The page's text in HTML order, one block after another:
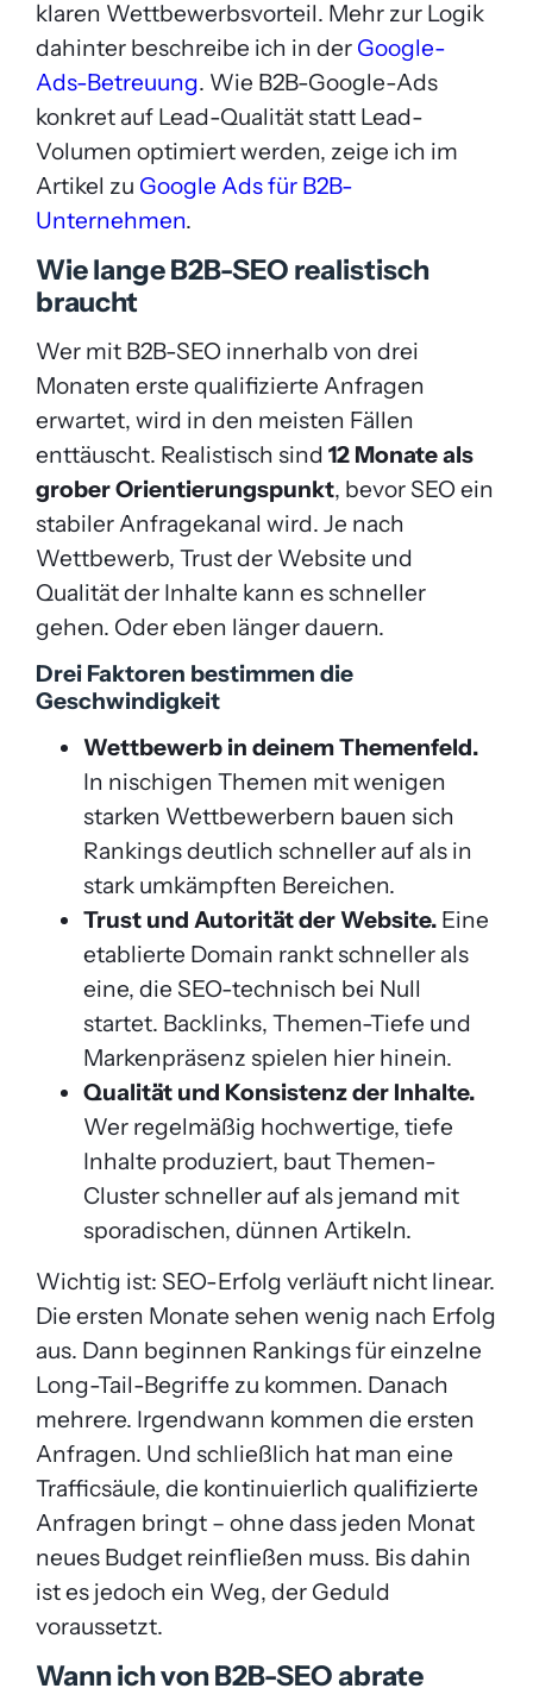
klaren Wettbewerbsvorteil. Mehr zur Logik
dahinter beschreibe ich in der Google-
Ads-Betreuung. Wie B2B-Google-Ads
konkret auf Lead-Qualität statt Lead-
Volumen optimiert werden, zeige ich im
Artikel zu Google Ads für B2B-
Unternehmen.
Wie lange B2B-SEO realistisch
braucht
Wer mit B2B-SEO innerhalb von drei
Monaten erste qualifizierte Anfragen
erwartet, wird in den meisten Fällen
enttäuscht. Realistisch sind12 Monate als
grober Orientierungspunkt, bevor SEO ein
stabiler Anfragekanal wird. Je nach
Wettbewerb, Trust der Website und
Qualität der Inhalte kann es schneller
gehen. Oder eben länger dauern.
Drei Faktoren bestimmen die
Geschwindigkeit
Wettbewerb in deinem Themenfeld.
In nischigen Themen mit wenigen
starken Wettbewerbern bauen sich
Rankings deutlich schneller auf als in
stark umkämpften Bereichen.
Trust und Autorität der Website. Eine
etablierte Domain rankt schneller als
eine, die SEO-technisch bei Null
startet. Backlinks, Themen-Tiefe und
Markenpräsenz spielen hier hinein.
Qualität und Konsistenz der Inhalte.
Wer regelmäßig hochwertige, tiefe
Inhalte produziert, baut Themen-
Cluster schneller auf als jemand mit
sporadischen, dünnen Artikeln.
Wichtig ist: SEO-Erfolg verläuft nicht linear.
Die ersten Monate sehen wenig nach Erfolg
aus. Dann beginnen Rankings für einzelne
Long-Tail-Begriffe zu kommen. Danach
mehrere. Irgendwann kommen die ersten
Anfragen. Und schließlich hat man eine
Trafficsäule, die kontinuierlich qualifizierte
Anfragen bringt – ohne dass jeden Monat
neues Budget reinfließen muss. Bis dahin
ist es jedoch ein Weg, der Geduld
voraussetzt.
Wann ich von B2B-SEO abrate